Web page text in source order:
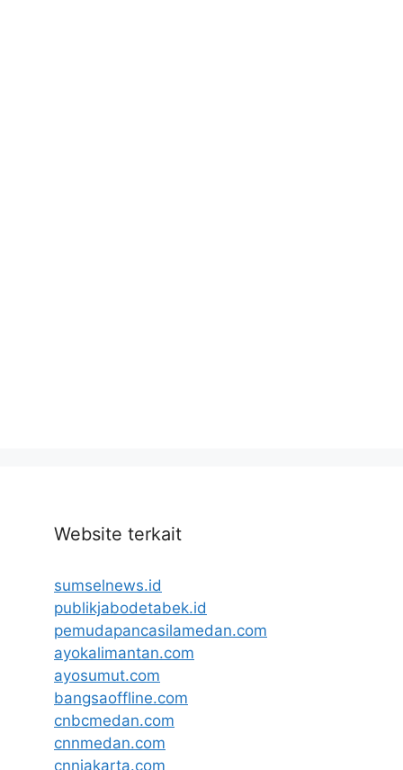
Website terkait
sumselnews.id
publikjabodetabek.id
pemudapancasilamedan.com
ayokalimantan.com
ayosumut.com
bangsaoffline.com
cnbcmedan.com
cnnmedan.com
cnnjakarta.com